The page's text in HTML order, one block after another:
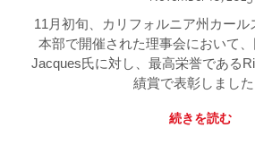
11月初旬、カリフォルニア州カー
本部で開催された理事会において
Jacques氏に対し、最高栄誉である
績賞で表彰しました
続きを読む